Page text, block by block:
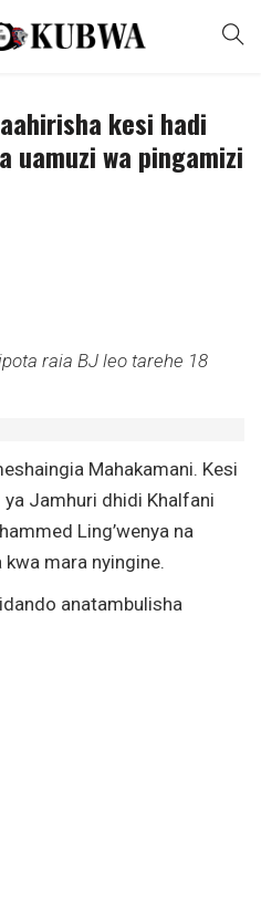
kesi hadi
uamuzi wa pingamizi
raia BJ leo tarehe 18
Mahakamani. Kesi
Jamhuri dhidi Khalfani
Ling’wenya na
mara nyingine.
anatambulisha